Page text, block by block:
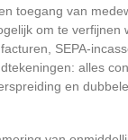
toegang van
om te verfijnen
SEPA-
alles
en